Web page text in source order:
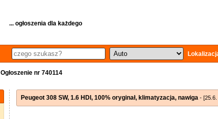
... ogłoszenia dla każdego
Ogłoszenie nr 740114
Peugeot 308 SW, 1.6 HDI, 100% oryginał, klimatyzacja, nawiga - [25.6.